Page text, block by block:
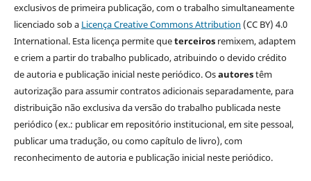
exclusivos de primeira publicação, com o trabalho simultaneamente
licenciado sob a Licença Creative Commons Attribution (CC BY) 4.0
International. Esta licença permite queterceirosremixem, adaptem
e criem a partir do trabalho publicado, atribuindo o devido crédito
de autoria e publicação inicial neste periódico. Osautorestêm
autorização para assumir contratos adicionais separadamente, para
distribuição não exclusiva da versão do trabalho publicada neste
periódico (ex.: publicar em repositório institucional, em site pessoal,
publicar uma tradução, ou como capítulo de livro), com
reconhecimento de autoria e publicação inicial neste periódico.